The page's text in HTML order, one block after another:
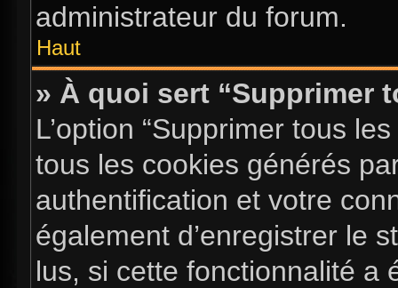
administrateur du forum.
Haut
» À quoi sert “Supprimer
L’option “Supprimer tous
tous les cookies générés
authentification et votre
également d’enregistrer le
lus, si cette fonctionnalité a